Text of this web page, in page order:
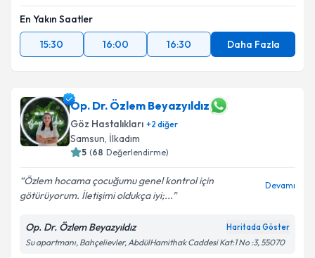
En Yakın Saatler
15:30
16:00 16:30 Daha Fazla
Op. Dr. Özlem Beyazyıldız
Göz Hastalıkları +2 diğer
Samsun, İlkadım
5 (68 Değerlendirme)
Özlem hocama çocuğumu genel kontrol için
götürüyorum. İletişimi oldukça iyi;...
Devamı
Op. Dr. Özlem Beyazyıldız Haritada Göster
Su apartmanı, Bahçelievler, AbdülHamithak Caddesi Kat:1 No :3, 55070